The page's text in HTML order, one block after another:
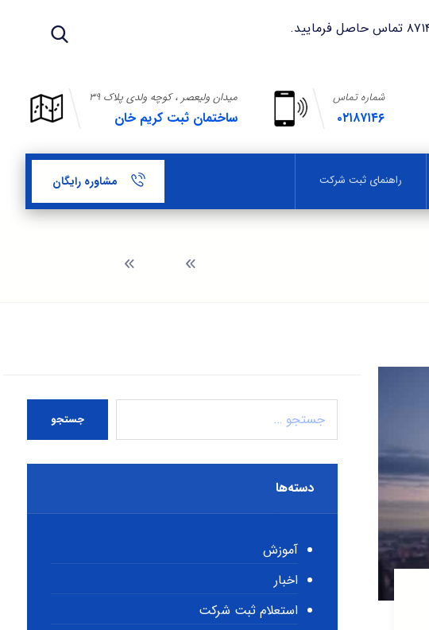
میدان ولیعصر ، کوچه ولدی پلاک ۳۹
ساختمان ثبت کریم خان
شماره تماس
۰۲۱۸۷۱۴۶
راهنمای ثبت شرکت مشاوره رایگان
جستجو
دسته‌ها
آموزش
اخبار
استعلام ثبت شرکت